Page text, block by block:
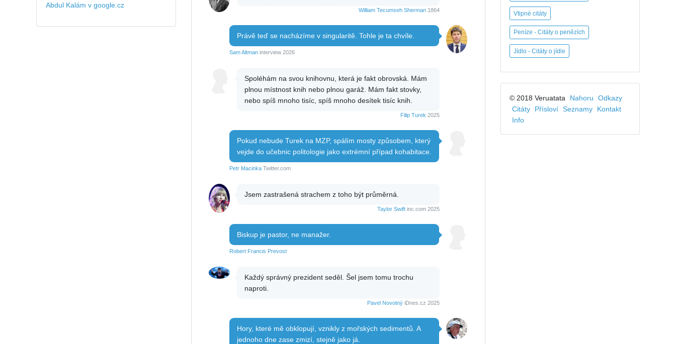
Abdul Kalám v google.cz
William Tecumseh Sherman1864
Právě teď se nacházíme v singularitě. Tohle je ta chvíle.
Sam Altmaninterview 2026
Spoléhám na svou knihovnu, která je fakt obrovská. Mám
plnou místnost knih nebo plnou garáž. Mám fakt stovky,
nebo spíš mnoho tisíc, spíš mnoho desítek tisíc knih.
Filip Turek 2025
Pokud nebude Turek na MZP, spálím mosty způsobem, který
vejde do učebnic politologie jako extrémní případ kohabitace.
Petr MacinkaTwitter.com
Jsem zastrašená strachem z toho být průměrná.
Taylor Swiftinc.com 2025
Biskup je pastor, ne manažer.
Robert Francis Prevost
Každý správný prezident seděl. Šel jsem tomu trochu
naproti.
Pavel NovotnýiDnes.cz 2025
Hory, které mě obklopují, vznikly z mořských sedimentů. A
jednoho dne zase zmizí, stejně jako já.
Vtipné citáty
Peníze - Citáty o penězích
Jídlo - Citáty o jídle
© 2018 Veruatata Nahoru
Odkazy
Citáty
Přísloví Seznamy
Kontakt
Info